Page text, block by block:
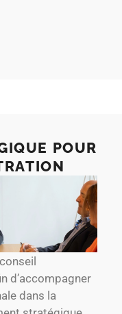
POUR
d’accompagner
dans la